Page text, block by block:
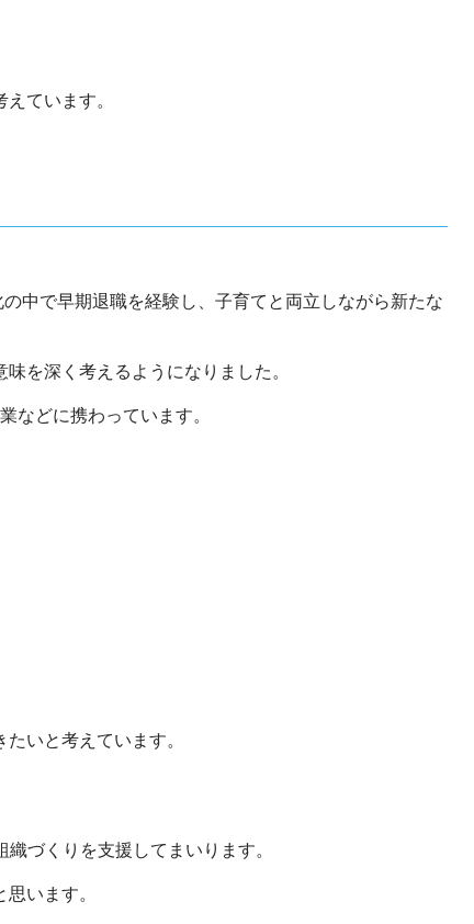
ています。
中で早期退職を経験し、子育てと両立しながら新たな
を深く考えるようになりました。
などに携わっています。
いと考えています。
づくりを支援してまいります。
います。